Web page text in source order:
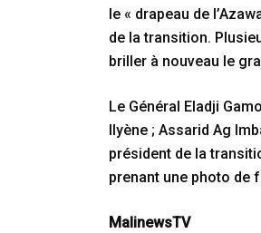
le « drapeau de
de la transition.
briller à nouveau le
Le Général Eladji
Ilyène ; Assarid Ag
président de la
prenant une photo de
MalinewsTV